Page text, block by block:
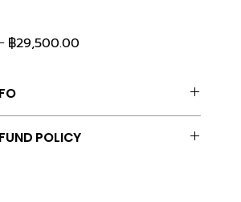
Regular
฿29,500.00
POLICY